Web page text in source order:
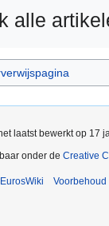
alle
laatst bewerkt op 17
onder de Creative
Voorbehoud